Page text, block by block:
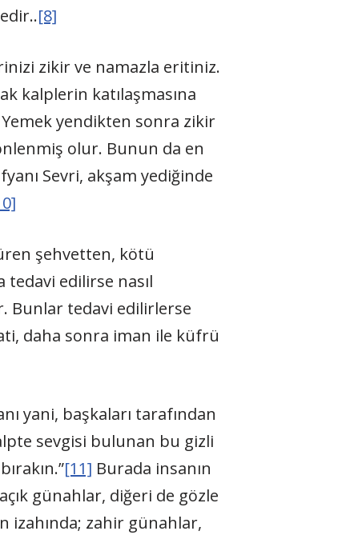
[8]
zikir ve namazla eritiniz.
kalplerin katılaşmasına
yendikten sonra zikir
olur. Bunun da en
Sevri, akşam yediğinde
şehvetten, kötü
edilirse nasıl
Bunlar tedavi edilirlerse
daha sonra iman ile küfrü
yani, başkaları tarafından
sevgisi bulunan bu gizli
[11] Burada insanın
günahlar, diğeri de gözle
izahında; zahir günahlar,